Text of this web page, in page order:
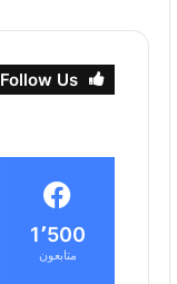
Follow Us
1٬500
متابعون